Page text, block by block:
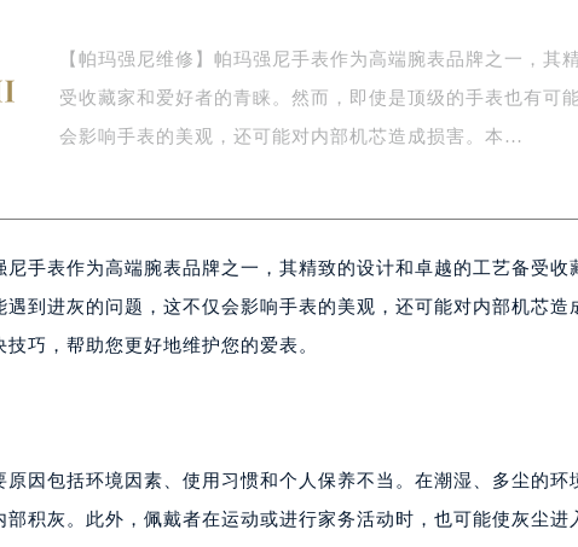
北区大闸南路500号来福士广场办公楼20层2009室（需提前预约）
城区钱江路1366号华润大厦写字楼A座5层503-5室（需提前预约）
东区东市南街777号金华万达广场写字楼4号楼22层2209室（需提
下区经十路11111号华润中心写字楼（万象城）15层1508室（需
河区天河路230号万菱汇国际中心写字楼A塔7层704室（需提前预
秀区环市东路371-375号世界贸易中心大厦南塔写字楼15层07室（
城区江北文昌一路7号华贸大厦写字楼1座30层05室（需提前预约）
楼区五四路128-1号恒力城写字楼15层03室（需提前预约）
江区人民东路6号SAC东原中心写字楼24层2406B室（需提前预约）
【帕玛强尼维修】帕玛强尼手表作为高端腕表品牌之一，其
受收藏家和爱好者的青睐。然而，即使是顶级的手表也有可
会影响手表的美观，还可能对内部机芯造成损害。本…
尼手表作为高端腕表品牌之一，其精致的设计和卓越的工艺备受收
遇到进灰的问题，这不仅会影响手表的美观，还可能对内部机芯造
巧，帮助您更好地维护您的爱表。
原因包括环境因素、使用习惯和个人保养不当。在潮湿、多尘的
部积灰。此外，佩戴者在运动或进行家务活动时，也可能使灰尘进